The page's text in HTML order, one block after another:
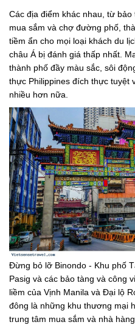
Các địa điểm khác nhau, từ
mua sắm và chợ đường phố,
tiềm ẩn cho mọi loại khách du
châu Á bị đánh giá thấp nhất.
thành phố đầy màu sắc, sôi
thực Philippines đích thực tuyệt
nhiều hơn nữa.
Đừng bỏ lỡ Binondo - Khu phố
Pasig và các bảo tàng và công
liềm của Vịnh Manila và Đại lộ
đông là những khu thương mại
trung tâm mua sắm và nhà hàng.